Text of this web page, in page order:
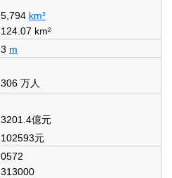
5,794 km²
124.07 km²
3 m
306 万人
3201.4億元
102593元
0572
313000